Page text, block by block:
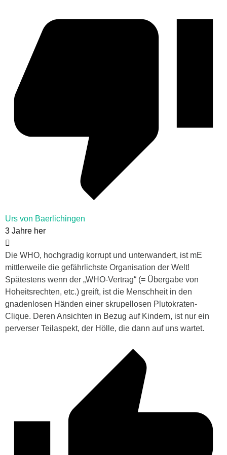
Urs von Baerlichingen
3 Jahre her
Die WHO, hochgradig korrupt und unterwandert, ist mE
mittlerweile die gefährlichste Organisation der Welt!
Spätestens wenn der „WHO-Vertrag“ (= Übergabe von
Hoheitsrechten, etc.) greift, ist die Menschheit in den
gnadenlosen Händen einer skrupellosen Plutokraten-
Clique. Deren Ansichten in Bezug auf Kindern, ist nur ein
perverser Teilaspekt, der Hölle, die dann auf uns wartet.